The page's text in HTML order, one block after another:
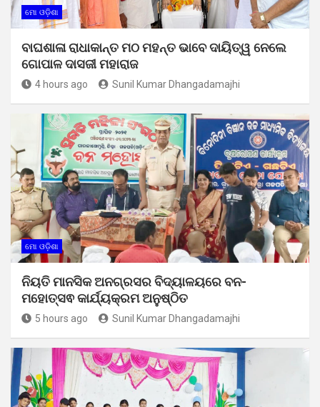
ମୋ ଓଡ଼ିଶା
ବାଘଶାଳା ରାଧାକାନ୍ତ ମଠ ମହନ୍ତ ଭାବେ ଦାୟିତ୍ୱ ନେଲେ
ଗୋପାଳ ଦାସଜୀ ମହାରାଜ
4 hours ago Sunil Kumar Dhangadamajhi
ମୋ ଓଡ଼ିଶା
ନିୟତି ମାନସିକ ଅନଗ୍ରସର ବିଦ୍ୟାଳୟରେ ବନ-
ମହୋତ୍ସଵ କାର୍ଯ୍ୟକ୍ରମ ଅନୁଷ୍ଠିତ
5 hours ago Sunil Kumar Dhangadamajhi